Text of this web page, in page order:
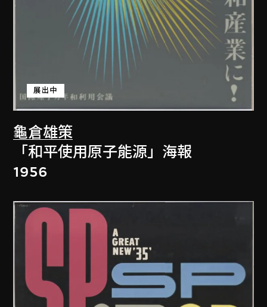
龜倉雄策
展出中
「和平使用原子能源」海報
1956